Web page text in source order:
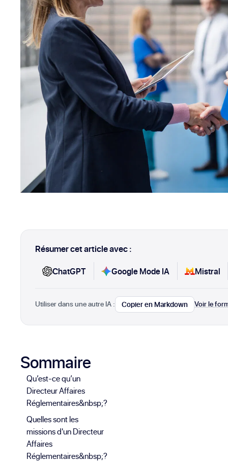
Résumer cet article avec :
ChatGPT Google Mode IA Mistral
Utiliser dans une autre IA : Copier en Markdown Voir le
Sommaire
Qu’est-ce qu’un
Directeur Affaires
Réglementaires&nbsp;?
Quelles sont les
missions d'un Directeur
Affaires
Réglementaires&nbsp;?